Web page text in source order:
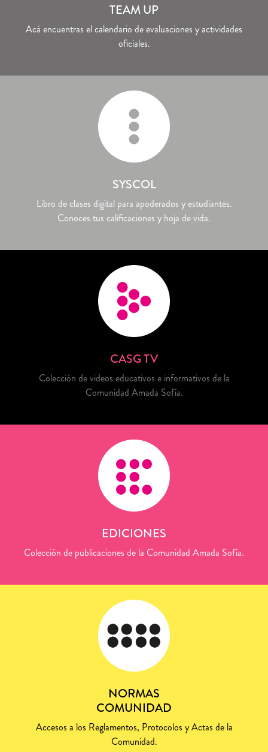
TEAM UP
Acá encuentras el calendario de evaluaciones y actividades
oficiales.
SYSCOL
Libro de clases digital para apoderados y estudiantes.
Conoces tus calificaciones y hoja de vida.
CASG TV
Colección de videos educativos e informativos de la
Comunidad Amada Sofía.
EDICIONES
Colección de publicaciones de la Comunidad Amada Sofía.
NORMAS
COMUNIDAD
Accesos a los Reglamentos, Protocolos y Actas de la
Comunidad.